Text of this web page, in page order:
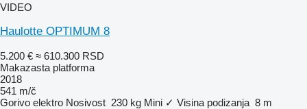
VIDEO
Haulotte OPTIMUM 8
5.200 € ≈ 610.300 RSD
Makazasta platforma
2018
541 m/č
Gorivo elektro Nosivost 230 kg Mini ✓ Visina podizanja 8 m